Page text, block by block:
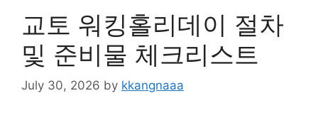
교토 워킹홀리데이 절차
및 준비물 체크리스트
July 30, 2026 by kkangnaaa